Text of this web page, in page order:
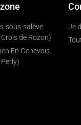
sous-salève
de Rozon)
En Genevois
Je